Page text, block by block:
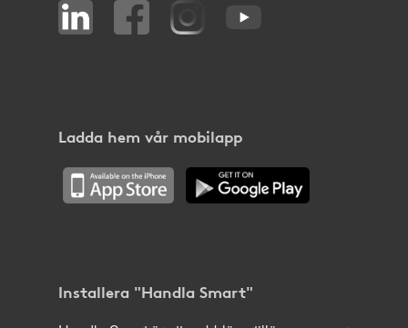
Ladda hem vår mobilapp
Installera "Handla Smart"